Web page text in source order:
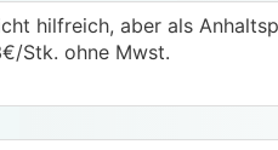
hilfreich, aber als
Stk. ohne Mwst.